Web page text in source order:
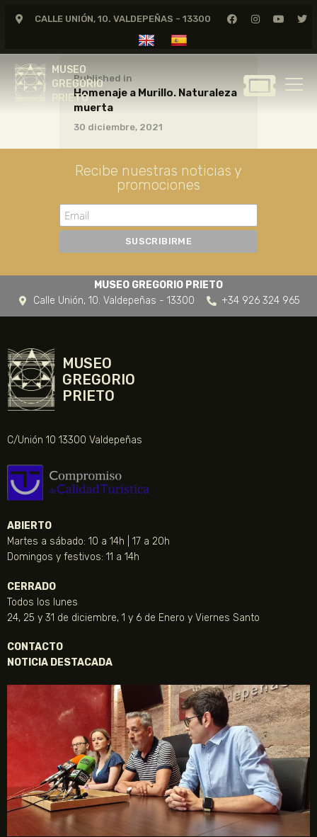
CALLE UNIÓN, 10. VALDEPEÑAS - 13300
MUSEO
GREGORIO
PRIETO
MUSEO
GREGORIO
GREGORIO PRIETO
CERTAMEN DE DIBUJO
FUNDACIÓN
TIENDA
NOTICIAS
Published in
Homenaje a Murillo. Naturaleza
muerta
30 diciembre, 2021
Recibe nuestras noticias y
promociones
MUSEO GREGORIO PRIETO
Calle Unión, 10. Valdepeñas - 13300
+34 926 324 965
MUSEO
GREGORIO
PRIETO
C/Unión 10 13300 Valdepeñas
ABIERTO
Martes a sábado: 10 a 14h | 17 a 20h
Domingos y festivos: 11 a 14h
CERRADO
Todos los lunes
24, 25 y 31 de diciembre, 1 y 6 de Enero y Viernes Santo
CONTACTO
NOTICIA DESTACADA